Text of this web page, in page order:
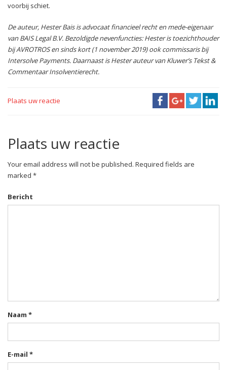
voorbij schiet.
De auteur, Hester Bais is advocaat financieel recht en mede-eigenaar
van BAIS Legal B.V. Bezoldigde nevenfuncties: Hester is toezichthouder
bij AVROTROS en sinds kort (1 november 2019) ook commissaris bij
Intersolve Payments. Daarnaast is Hester auteur van Kluwer’s Tekst &
Commentaar Insolventierecht.
Plaats uw reactie
Plaats uw reactie
Your email address will not be published. Required fields are
marked *
Bericht
Naam *
E-mail *